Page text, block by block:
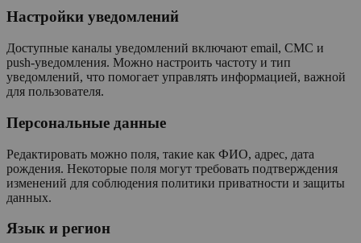
Настройки уведомлений
Доступные каналы уведомлений включают email, СМС и
push-уведомления. Можно настроить частоту и тип
уведомлений, что помогает управлять информацией, важной
для пользователя.
Персональные данные
Редактировать можно поля, такие как ФИО, адрес, дата
рождения. Некоторые поля могут требовать подтверждения
изменений для соблюдения политики приватности и защиты
данных.
Язык и регион